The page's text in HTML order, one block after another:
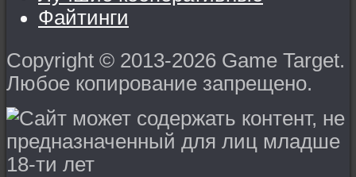
Файтинги
Copyright © 2013-2026 Game Target.
Любое копирование запрещено.